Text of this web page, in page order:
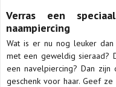
Verras een
naampiercing
Wat is er nu nog leuker
met een geweldig sieraad?
een navelpiercing? Dan zijn
geschenk voor haar. Geef